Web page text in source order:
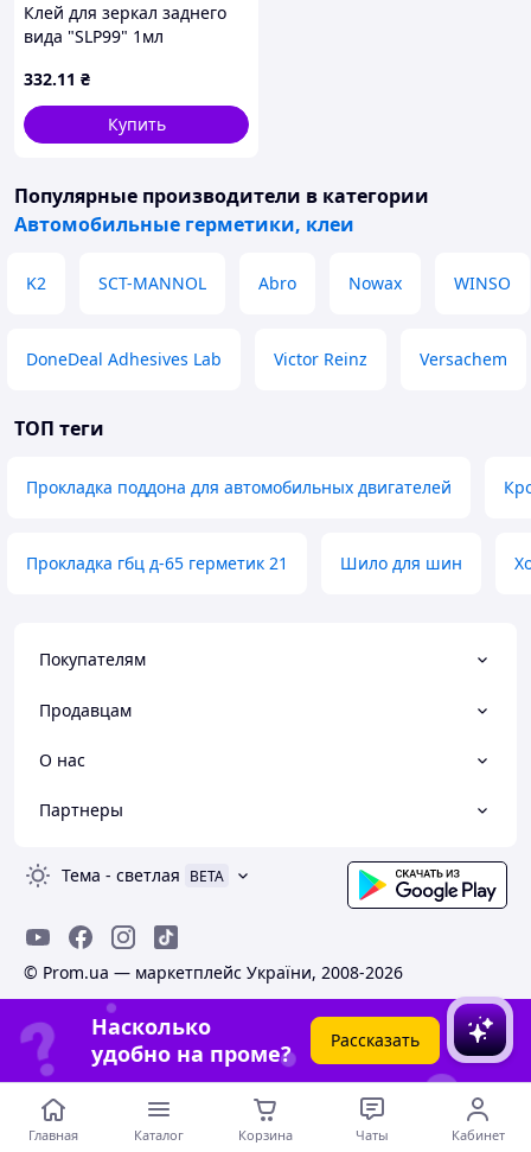
Клей для зеркал заднего
вида "SLP99" 1мл
332.11 ₴
Купить
Популярные производители в категории
Автомобильные герметики, клеи
K2 SCT-MANNOL Abro Nowax WINSO
DoneDeal Adhesives Lab Victor Reinz Versachem
ТОП теги
Прокладка поддона для автомобильных двигателей
Прокладка гбц д-65 герметик 21 Шило для шин
Покупателям
Продавцам
О нас
Партнеры
Тема - светлая BETA
© Prom.ua — маркетплейс України, 2008-2026
Насколько
удобно на проме?
Рассказать
Главная Каталог Корзина Чаты Кабинет